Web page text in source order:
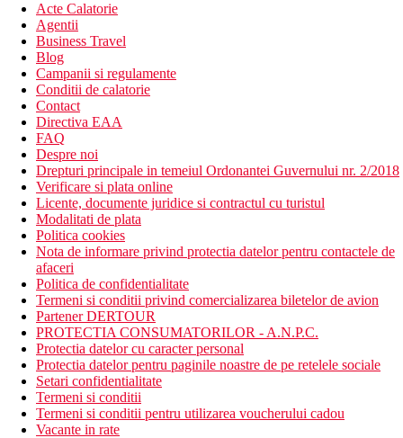
Acte Calatorie
Agentii
Business Travel
Blog
Campanii si regulamente
Conditii de calatorie
Contact
Directiva EAA
FAQ
Despre noi
Drepturi principale in temeiul Ordonantei Guvernului nr. 2/2018
Verificare si plata online
Licente, documente juridice si contractul cu turistul
Modalitati de plata
Politica cookies
Nota de informare privind protectia datelor pentru contactele de
afaceri
Politica de confidentialitate
Termeni si conditii privind comercializarea biletelor de avion
Partener DERTOUR
PROTECTIA CONSUMATORILOR - A.N.P.C.
Protectia datelor cu caracter personal
Protectia datelor pentru paginile noastre de pe retelele sociale
Setari confidentialitate
Termeni si conditii
Termeni si conditii pentru utilizarea voucherului cadou
Vacante in rate